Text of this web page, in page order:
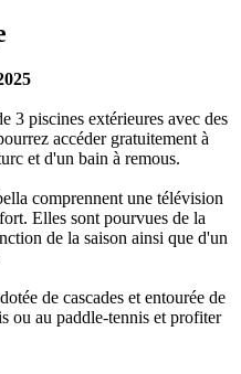
3 piscines extérieures avec des
accéder gratuitement à
et d'un bain à remous.
comprennent une télévision
Elles sont pourvues de la
de la saison ainsi que d'un
de cascades et entourée de
ou au paddle-tennis et profiter